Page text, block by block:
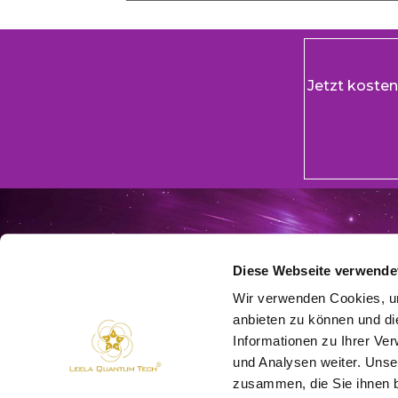
Diese Webseite
Wir verwenden Cookies,
anbieten zu können und
Informationen zu Ihrer
und Analysen weiter.
zusammen, die Sie ihnen
Jetzt
Materialien,
Wissen der
einer
andere
Behandlung
einen
Informationen,
oder
dieser
auf eigenes